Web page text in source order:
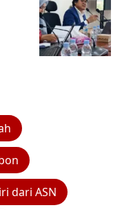
dari ASN